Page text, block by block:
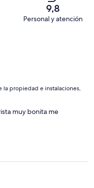
9,8
Personal y atención
la propiedad e instalaciones,
muy bonita me